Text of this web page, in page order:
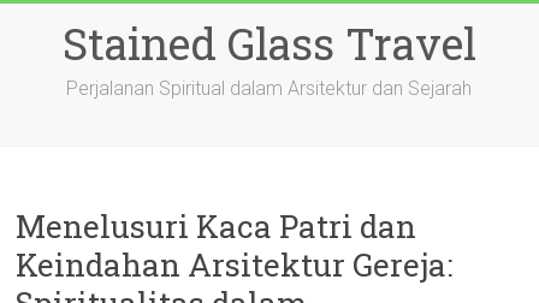
Stained Glass Travel
Perjalanan Spiritual dalam Arsitektur dan Sejarah
Menelusuri Kaca Patri dan
Keindahan Arsitektur Gereja: